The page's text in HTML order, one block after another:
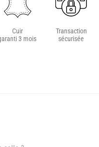
Cuir
3 mois
Transaction
sécurisée